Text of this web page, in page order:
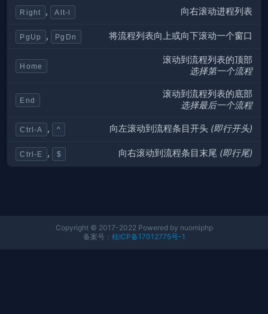
Right , Alt-l 向右滚动进程列表
PgUp , PgDn 将流程列表向上或向下滚动一个窗口
Home
滚动到流程列表的顶部
选择第一个流程
End
滚动到流程列表的底部
选择最后一个流程
Ctrl-A , ^ 向左滚动到流程条目 开头 (即行开头)
Ctrl-E , $ 向右滚动到流程条目 末尾 (即行尾)
Copyright © 2017-2022 Powered by nuomiphp
备案号： 桂ICP备17012775号-1